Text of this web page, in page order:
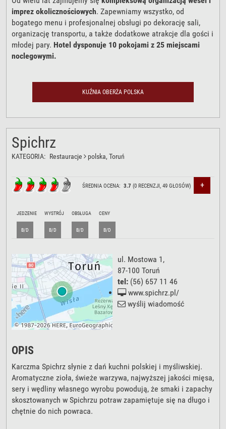
imprez okolicznościowych. Zapewniamy wszystko, od
bogatego menu i profesjonalnej obsługi po dekorację sali,
organizację transportu, a także dodatkowe atrakcje dla gości i
młodej pary. Hotel dysponuje 10 pokojami z 25 miejscami
noclegowymi.
KUŹNIA OBERŻA POLSKA
Spichrz
KATEGORIA: Restauracje polska, Toruń
ŚREDNIA OCENA:3.7 (0 RECENZJI,49 GŁOSÓW) +
JEDZENIE
B/D
WYSTRÓJ
B/D
OBSŁUGA
B/D
CENY
B/D
ul. Mostowa 1 ,
87-100 Toruń
tel: (56) 657 11 46
www.spichrz.pl/
wyślij wiadomość
OPIS
Karczma Spichrz słynie z dań kuchni polskiej i myśliwskiej.
Aromatyczne zioła, świeże warzywa, najwyższej jakości mięsa,
sery i wędliny własnego wyrobu powodują, że smaki i zapachy
skosztowanych w Spichrzu potraw zapamiętuje się na długo i
chętnie do nich powraca.